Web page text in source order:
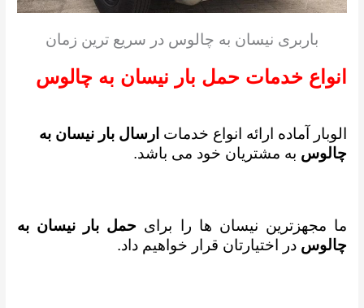
باربری نیسان به چالوس در سریع ترین زمان
انواع خدمات حمل بار نیسان به چالوس
الوبار آماده ارائه انواع خدمات ارسال بار نیسان به
چالوس به مشتریان خود می باشد.
ما مجهزترین نیسان ها را برای حمل بار نیسان به
چالوس در اختیارتان قرار خواهیم داد.